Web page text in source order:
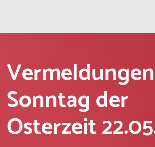
Sonntag der
Osterzeit